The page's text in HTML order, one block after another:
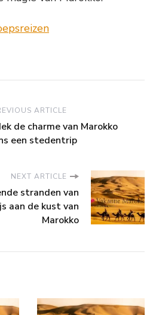
ARTICLE
de charme van Marokko
een stedentrip
NEXT ARTICLE
stranden van
aan de kust van
Marokko